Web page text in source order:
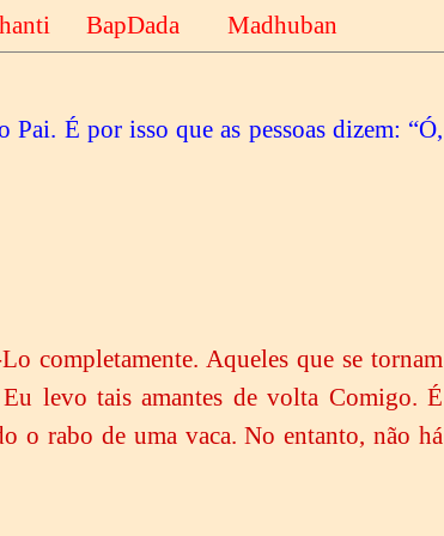
BapDada Madhuban
É por isso que as pessoas dizem: “Ó,
completamente. Aqueles que se tornam
levo tais amantes de volta Comigo. É
o rabo de uma vaca. No entanto, não há